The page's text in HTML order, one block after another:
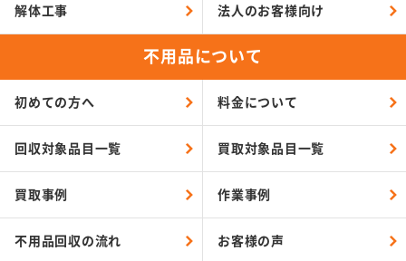
解体工事 法人のお客様向け
不用品について
初めての方へ 料金について
回収対象品目一覧 買取対象品目一覧
買取事例 作業事例
不用品回収の流れ お客様の声